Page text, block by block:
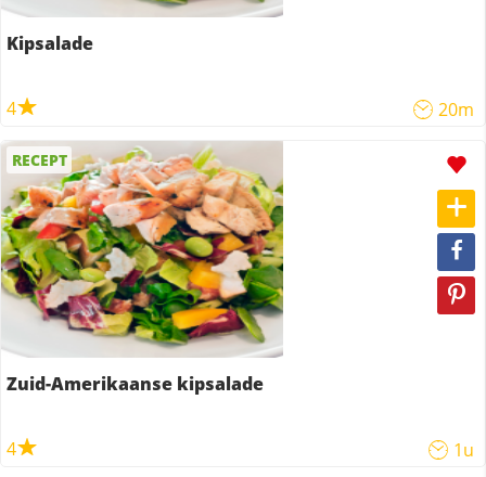
Kipsalade
4 20m
RECEPT
Zuid-Amerikaanse kipsalade
4 1u